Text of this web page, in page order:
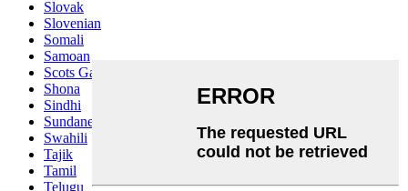
Slovak
Slovenian
Somali
Samoan
Scots Gaelic
Shona
Sindhi
Sundanese
Swahili
Tajik
Tamil
Telugu